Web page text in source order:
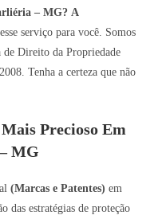
– MG? A
serviço para você. Somos
de Direito da Propriedade
Tenha a certeza que não
Precioso Em
MG
(Marcas e Patentes) em
das estratégias de proteção